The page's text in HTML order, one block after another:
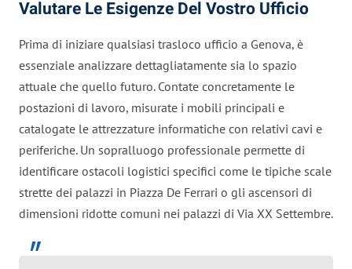
Valutare Le Esigenze Del Vostro Ufficio
Prima di iniziare qualsiasi trasloco ufficio a Genova, è
essenziale analizzare dettagliatamente sia lo spazio
attuale che quello futuro. Contate concretamente le
postazioni di lavoro, misurate i mobili principali e
catalogate le attrezzature informatiche con relativi cavi e
periferiche. Un sopralluogo professionale permette di
identificare ostacoli logistici specifici come le tipiche scale
strette dei palazzi in Piazza De Ferrari o gli ascensori di
dimensioni ridotte comuni nei palazzi di Via XX Settembre.